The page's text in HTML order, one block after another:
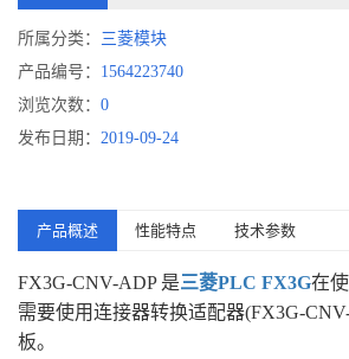
所属分类： 三菱模块
产品编号： 1564223740
浏览次数： 0
发布日期： 2019-09-24
产品概述 性能特点 技术参数
FX3G-CNV-ADP 是三菱PLC FX3G在
需要使用连接器转换适配器(FX3G-
板。